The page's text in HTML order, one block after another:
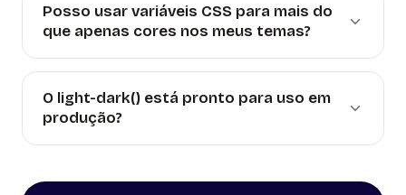
Posso usar variáveis CSS para mais do
que apenas cores nos meus temas?
O light-dark() está pronto para uso em
produção?